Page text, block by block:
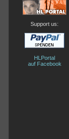
Support us:
HLPortal
auf Facebook